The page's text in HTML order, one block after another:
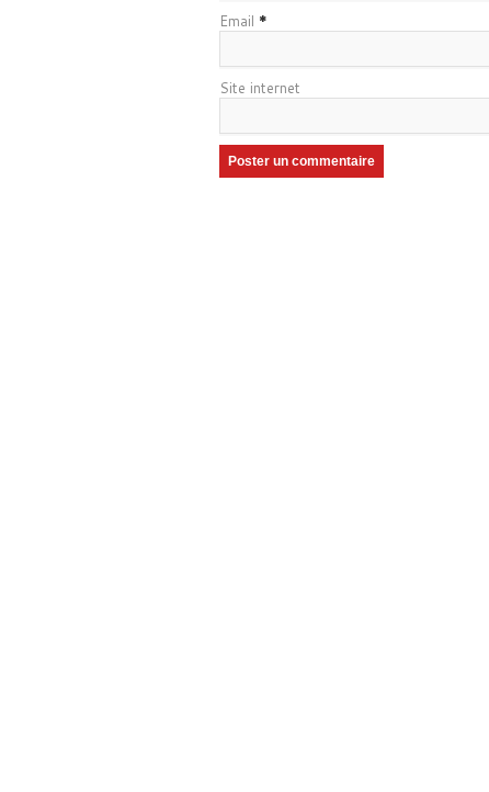
Email *
Site internet